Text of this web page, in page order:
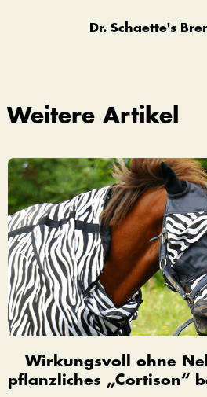
Dr. Schaette's
Weitere Artikel
Wirkungsvoll ohne
pflanzliches „Cortison“